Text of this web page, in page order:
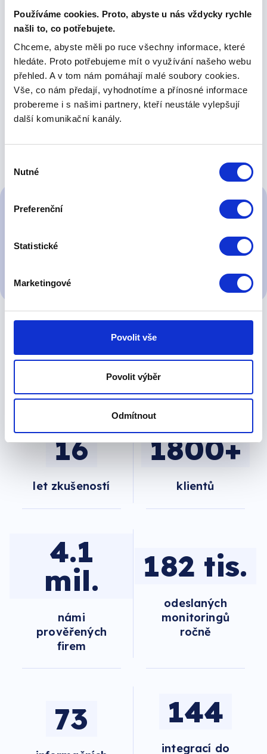
Používáme cookies. Proto, abyste u nás vždycky rychle
našli to, co potřebujete.
Chceme, abyste měli po ruce všechny informace, které
hledáte. Proto potřebujeme mít o využívání našeho webu
přehled. A v tom nám pomáhají malé soubory cookies.
Vše, co nám předají, vyhodnotíme a přínosné informace
probereme i s našimi partnery, kteří neustále vylepšují
další komunikační kanály.
souhlasu
Nutné
Preferenční
Statistické
Marketingové
Povolit vše
Povolit výběr
Odmítnout
Právní
Pohodlné a jednoduché prověřování
firemních subjektů ještě před podpisem
důležité smlouvy.
Jakto celé funguje?
Creditcheck v
16
let zkušeností
1800+
klientů
4.1
mil.
námi
prověřených
firem
182 tis.
odeslaných
monitoringů
ročně
73 144
integrací do